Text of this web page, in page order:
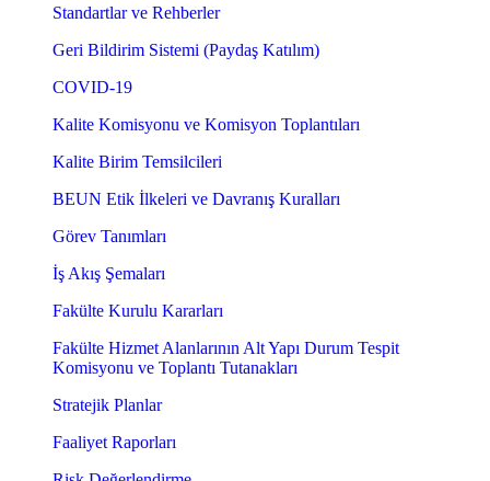
Standartlar ve Rehberler
Geri Bildirim Sistemi (Paydaş Katılım)
COVID-19
Kalite Komisyonu ve Komisyon Toplantıları
Kalite Birim Temsilcileri
BEUN Etik İlkeleri ve Davranış Kuralları
Görev Tanımları
İş Akış Şemaları
Fakülte Kurulu Kararları
Fakülte Hizmet Alanlarının Alt Yapı Durum Tespit
Komisyonu ve Toplantı Tutanakları
Stratejik Planlar
Faaliyet Raporları